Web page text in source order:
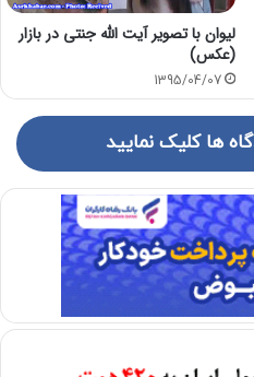
لیوان با تصویر آیت الله جنتی در بازار
(عکس)
1395/04/07
ها کلیک نمایید